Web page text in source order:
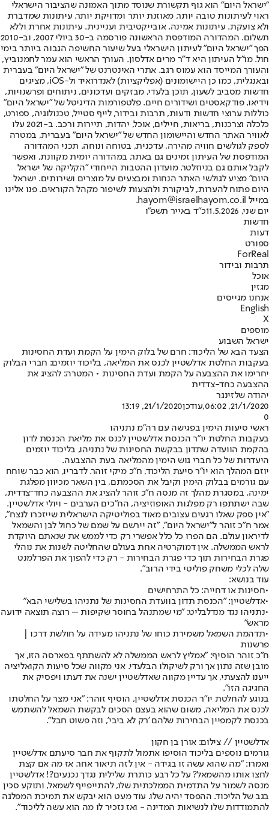
"ישראל היום" הוא גוף תקשורת שנוסד מתוך האמונה שהציבור הישראלי
ראוי לעיתונות טובה יותר, מאוזנת יותר ומדויקת יותר. עיתונות שמדברת
ולא צועקת. עיתונות אמינה, אובייקטיבית ועניינית. עיתונות אחרת וללא
תשלום. המהדורה המודפסת הראשונה פורסמה ב-30 ביולי 2007, וב-2010
הפך "ישראל היום" לעיתון הישראלי בעל שיעור החשיפה הגבוה ביותר בימי
חול. מו"ל העיתון היא ד"ר מרים אדלסון. העורך הראשי הוא עמר לחמנוביץ,
והעורך המייסד הוא עמוס רגב. אתרי האינטרנט של "ישראל היום" בעברית
ובאנגלית, כמו כן היישומונים (אפליקציות) לאנדרואיד ול-iOS, מציגים
חדשות מסביב לשעון, תוכן בלעדי, מבזקים ועדכונים, ניתוחים ופרשנויות,
וידיאו, פודקאסטים ושידורים חיים. פלטפורמות הדיגיטל של "ישראל היום"
כוללות ערוצי חדשות ודעות, תרבות ובידור, לייף סטייל, טכנולוגיה, ספורט,
כלכלה וצרכנות, בריאות, חיילים, אוכל, יהדות, תיירות ורכב. ב-2021 עלו
לאוויר האתר החדש והיישומון החדש של "ישראל היום" בעברית, במטרה
לספק לגולשים חוויה מהירה, עדכנית, בטוחה ונוחה. תכני המהדורה
המודפסת של העיתון זמינים גם באתר, במהדורה יומית מקוונת, ואפשר
לקבל אותם גם בניוזלטר. מועדון ההטבות הייחודי "הקליקה של ישראל
היום" מציע לגולשי האתר הנחות ומבצעים על מוצרים ושירותים. ישראל
היום פתוח להערות, לביקורת ולהצעות לשיפור מקהל הקוראים. פנו אלינו
במייל hayom@israelhayom.co.il.
יום שני, 11.5.2026
כ"ד באייר תשפ"ו
חדשות
דעות
ספורט
ForReal
תרבות ובידור
אוכל
מגזין
אנחנו מגייסים
English
X
מוספים
ישראל השבוע
הצעד הבא של הליכוד: חרם של בלוק הימין על הקמת ועדת החסינות
בעקבות החלטת אדלשטיין לכנס את המליאה, בליכוד יוזמים: חברי הבלוק
יחרימו את ההצבעה על הקמת ועדת החסינות • המטרה: להציג את
ההצבעה כחד-צדדית
יהודה שלזינגר
21/1/2020, 06:02
,עודכן21/1/2020, 13:19
0
ראשי סיעות הימין בפגישה עם רה"מ נתניהו
בעקבות החלטת יו"ר הכנסת אדלשטיין לכנס את מליאת הכנסת לדון
בהקמת הוועדה שתדון בבקשת החסינות של נתניהו, בליכוד יוזמים
היעדרות של כל חברי גוש הימין מהמליאה בעת ההצבעה.
יוזם המהלך הוא יו"ר סיעת הליכוד, ח"כ מיקי זוהר. לדבריו, הוא כבר שוחח
עם גורמים בבלוק הימין וקיבל את הסכמתם, בין השאר מכיוון מפלגת
ימינה. במסגרת מהלך זה מנסה ח"כ זוהר להציג את ההצבעה כחד־צדדית,
שבה ישתתפו רק מפלגות האופוזיציה, הח"כים הערבים - ויולי אדלשטיין.
"אין ספק שאלו רגעים עצובים מאוד בפוליטיקה הישראלית שייזכרו לנצח",
אמר ח"כ זוהר ל"ישראל היום", "זה יירשם על שמם של כחול לבן והשמאל
לדיראון עולם. הם הפרו כל כלל אפשרי רק כדי לממש את שנאתם היוקדת
לראש הממשלה. אין דמוקרטיה אחת בעולם שהחליטה לשנות את נוהלי
פגרת הבחירות תוך כדי פגרת הבחירות - רק כדי להפוך את הפרלמנט
שלה לכלי משחק פוליטי בידי הרוב".
עוד בנושא:
•חסינות או דחייה: כל התרחישים
•אדלשטיין: "הכנסת תדון בוועדת החסינות של נתניהו בשלישי הבא"
•נתניהו נגד מנדלבליט: "מי שמתנהל בחוסר שקיפות – רוצה תוצאה ידועה
מראש"
•תדהמת השמאל משמירת כוחו של נתניהו מעידה על חולשת דרכו |
פרשנות
ח"כ זוהר הוסיף: "אמליץ לראש הממשלה לא להשתתף בפארסה הזו, אך
מובן שזה נתון אך ורק לשיקולו הבלעדי. אני מקווה שכל סיעות הקואליציה
ייענו להצעתי, אך עדיין מקווה שאדלשטיין ישנה את דעתו ויפסיק את
החגיגה הזו".
בנוגע להחלטת יו"ר הכנסת אדלשטיין, הוסיף זוהר: "אני מצר על החלטתו
לכנס את המליאה, משום שהוא בעצם הסכים לבקשת השמאל להשתמש
בכנסת לקמפיין הבחירות שלהם 'רק לא ביבי', וזה פשוט חבל".
אדלשטיין // צילום: אורן בן חקון
גורמים נוספים בליכוד הוסיפו אתמול לתקוף את חבר סיעתם אדלשטיין
ואמרו: "מה שהוא עשה זו בגידה - אין לזה תיאור אחר. אז מה אם קצת
לחצו אותו מהשמאל? על כל רבע כותרת שלילית נגדך נכנעים?! אדלשטיין
מנסה לשמור על התדמית הממלכתית שלו, להתייפייף לשמאל, ותוקע סכין
בגב של הליכוד. ההפסד יהיה שלו. עוד מעט הוא יבקש את תמיכת המפלגה
להתמודדות שלו לנשיאות המדינה - ואז נזכיר לו מה הוא עשה לליכוד".